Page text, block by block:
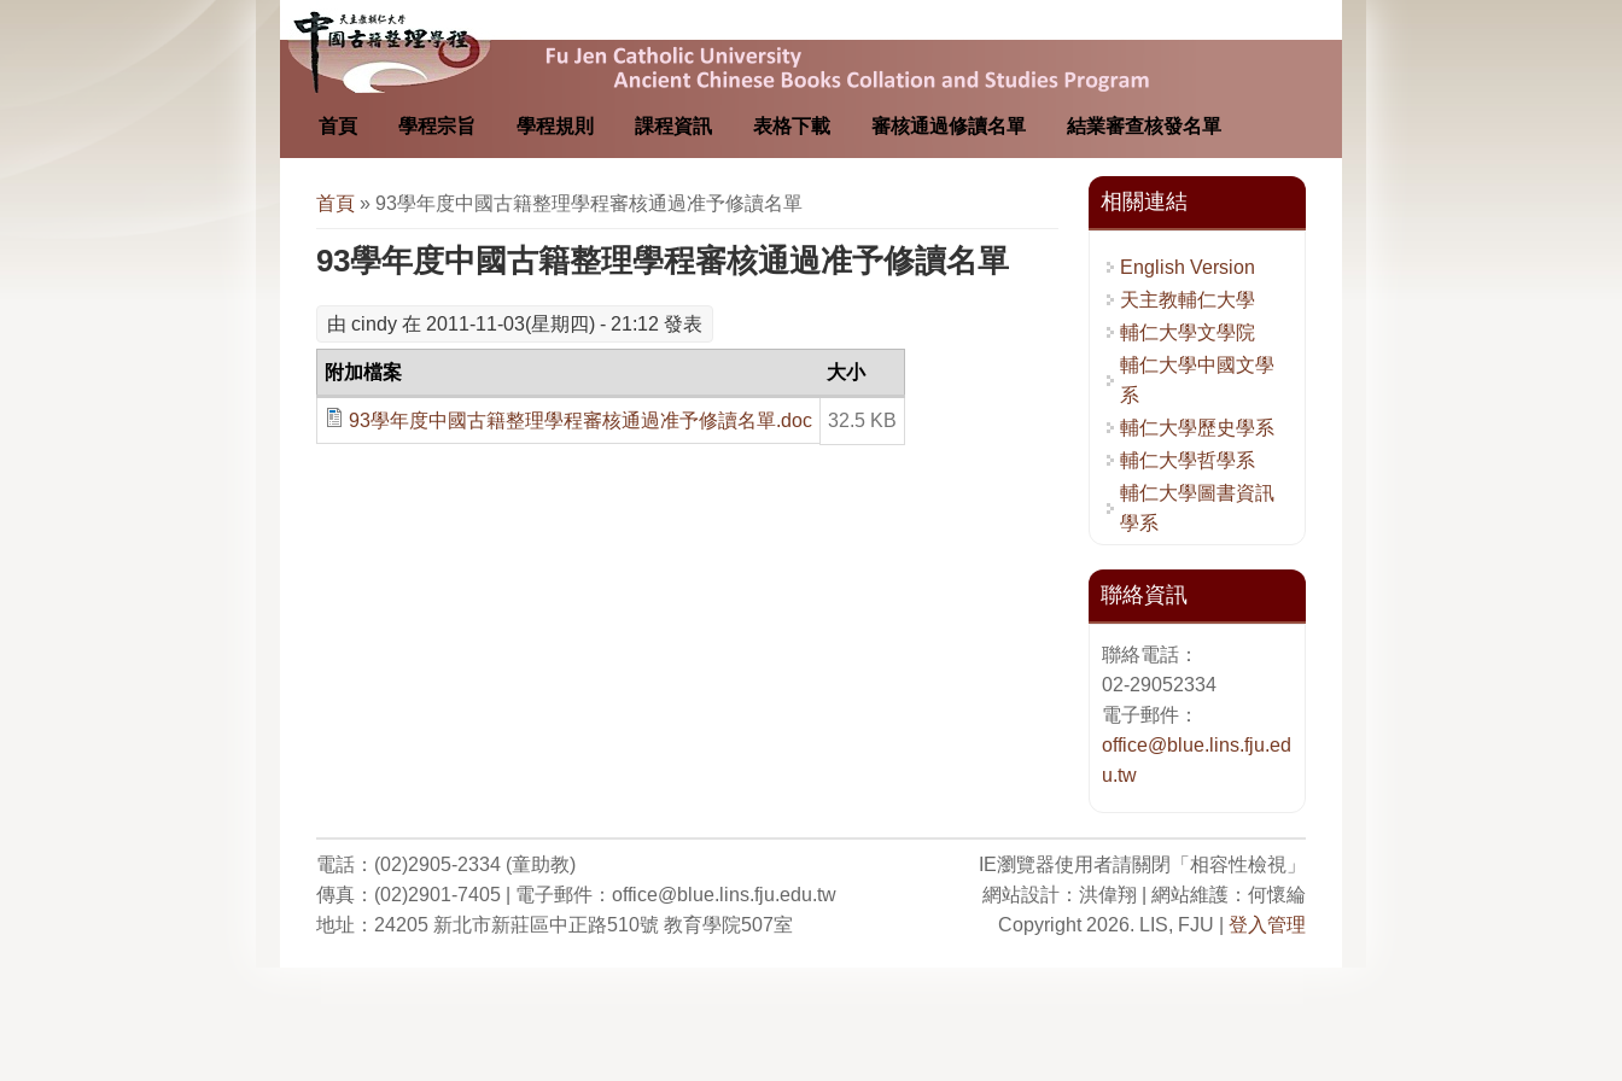
首頁 學程宗旨 學程規則 課程資訊 表格下載 審核通過修讀名單 結業審查核發名單
您在這裡
首頁 » 93學年度中國古籍整理學程審核通過准予修讀名單
93學年度中國古籍整理學程審核通過准予修讀名單
由 cindy 在 2011-11-03(星期四) - 21:12 發表
附加檔案 大小
93學年度中國古籍整理學程審核通過准予修讀名單.doc 32.5 KB
相關連結
English Version
天主教輔仁大學
輔仁大學文學院
輔仁大學中國文學
系
輔仁大學歷史學系
輔仁大學哲學系
輔仁大學圖書資訊
學系
聯絡資訊
聯絡電話：
02-29052334
電子郵件：
office@blue.lins.fju.ed
u.tw
電話：(02)2905-2334 (童助教)
傳真：(02)2901-7405 | 電子郵件：office@blue.lins.fju.edu.tw
地址：24205 新北市新莊區中正路510號 教育學院507室
IE瀏覽器使用者請關閉「相容性檢視」
網站設計：洪偉翔 | 網站維護：何懷綸
Copyright 2026. LIS, FJU | 登入管理